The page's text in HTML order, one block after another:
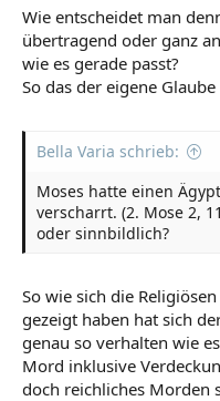
Wie entscheidet man
übertragend oder ganz
wie es gerade passt?
So das der eigene
Bella Varia schrieb:
Moses hatte einen
verscharrt. (2. Mose 2,
oder sinnbildlich?
So wie sich die
gezeigt haben hat sich
genau so verhalten wie
Mord inklusive
doch reichliches Morden